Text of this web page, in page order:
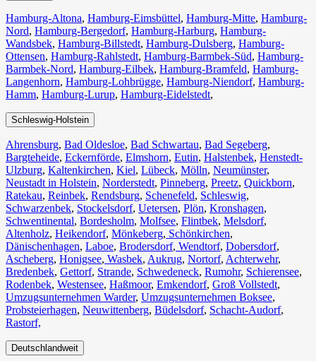
Hamburg-Altona, Hamburg-Eimsbüttel, Hamburg-Mitte, Hamburg-
Nord, Hamburg-Bergedorf, Hamburg-Harburg, Hamburg-
Wandsbek, Hamburg-Billstedt, Hamburg-Dulsberg, Hamburg-
Ottensen, Hamburg-Rahlstedt, Hamburg-Barmbek-Süd, Hamburg-
Barmbek-Nord, Hamburg-Eilbek, Hamburg-Bramfeld, Hamburg-
Langenhorn, Hamburg-Lohbrügge, Hamburg-Niendorf, Hamburg-
Hamm, Hamburg-Lurup, Hamburg-Eidelstedt,
Schleswig-Holstein
Ahrensburg, Bad Oldesloe, Bad Schwartau, Bad Segeberg,
Bargteheide, Eckernförde, Elmshorn, Eutin, Halstenbek, Henstedt-
Ulzburg, Kaltenkirchen, Kiel, Lübeck, Mölln, Neumünster,
Neustadt in Holstein, Norderstedt, Pinneberg, Preetz, Quickborn,
Ratekau, Reinbek, Rendsburg, Schenefeld, Schleswig,
Schwarzenbek, Stockelsdorf, Uetersen, Plön, Kronshagen,
Schwentinental, Bordesholm, Molfsee, Flintbek, Melsdorf,
Altenholz, Heikendorf, Mönkeberg, Schönkirchen,
Dänischenhagen, Laboe, Brodersdorf, Wendtorf, Dobersdorf,
Ascheberg, Honigsee, Wasbek, Aukrug, Nortorf, Achterwehr,
Bredenbek, Gettorf, Strande, Schwedeneck, Rumohr, Schierensee,
Rodenbek, Westensee, Haßmoor, Emkendorf, Groß Vollstedt,
Umzugsunternehmen Warder, Umzugsunternehmen Boksee,
Probsteierhagen, Neuwittenberg, Büdelsdorf, Schacht-Audorf,
Rastorf,
Deutschlandweit